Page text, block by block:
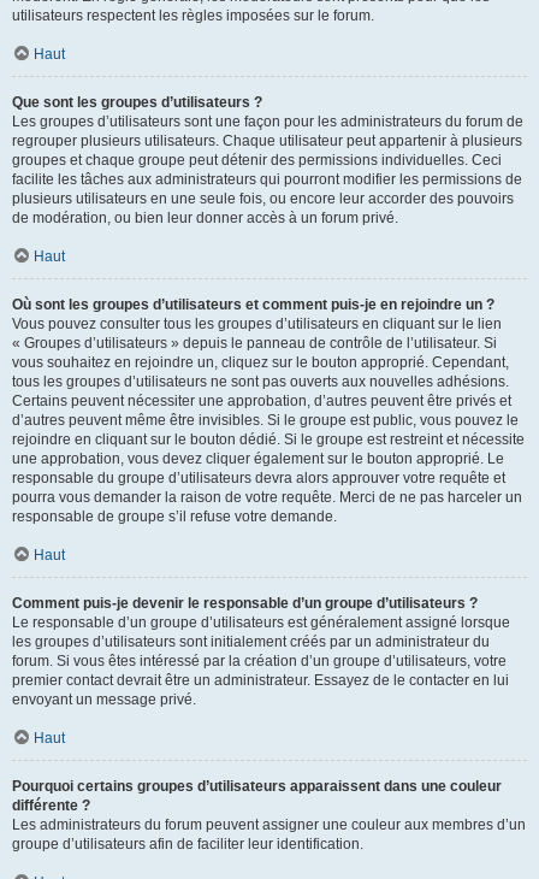
utilisateurs respectent les règles imposées sur le forum.
Haut
Que sont les groupes d’utilisateurs ?
Les groupes d’utilisateurs sont une façon pour les administrateurs du forum de
regrouper plusieurs utilisateurs. Chaque utilisateur peut appartenir à plusieurs
groupes et chaque groupe peut détenir des permissions individuelles. Ceci
facilite les tâches aux administrateurs qui pourront modifier les permissions de
plusieurs utilisateurs en une seule fois, ou encore leur accorder des pouvoirs
de modération, ou bien leur donner accès à un forum privé.
Haut
Où sont les groupes d’utilisateurs et comment puis-je en rejoindre un ?
Vous pouvez consulter tous les groupes d’utilisateurs en cliquant sur le lien
« Groupes d’utilisateurs » depuis le panneau de contrôle de l’utilisateur. Si
vous souhaitez en rejoindre un, cliquez sur le bouton approprié. Cependant,
tous les groupes d’utilisateurs ne sont pas ouverts aux nouvelles adhésions.
Certains peuvent nécessiter une approbation, d’autres peuvent être privés et
d’autres peuvent même être invisibles. Si le groupe est public, vous pouvez le
rejoindre en cliquant sur le bouton dédié. Si le groupe est restreint et nécessite
une approbation, vous devez cliquer également sur le bouton approprié. Le
responsable du groupe d’utilisateurs devra alors approuver votre requête et
pourra vous demander la raison de votre requête. Merci de ne pas harceler un
responsable de groupe s’il refuse votre demande.
Haut
Comment puis-je devenir le responsable d’un groupe d’utilisateurs ?
Le responsable d’un groupe d’utilisateurs est généralement assigné lorsque
les groupes d’utilisateurs sont initialement créés par un administrateur du
forum. Si vous êtes intéressé par la création d’un groupe d’utilisateurs, votre
premier contact devrait être un administrateur. Essayez de le contacter en lui
envoyant un message privé.
Haut
Pourquoi certains groupes d’utilisateurs apparaissent dans une couleur
différente ?
Les administrateurs du forum peuvent assigner une couleur aux membres d’un
groupe d’utilisateurs afin de faciliter leur identification.